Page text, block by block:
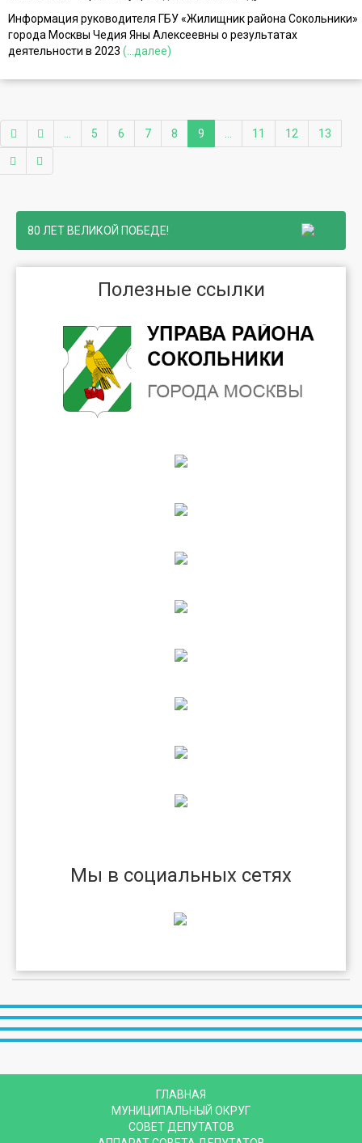
Информация руководителя ГБУ «Жилищник района Сокольники»
города Москвы Чедия Яны Алексеевны о результатах
деятельности в 2023 (...далее)
... 5 6 7 8 9 ... 11 12 13
80 ЛЕТ ВЕЛИКОЙ ПОБЕДЕ!
Полезные ссылки
Мы в социальных сетях
ГЛАВНАЯ
МУНИЦИПАЛЬНЫЙ ОКРУГ
СОВЕТ ДЕПУТАТОВ